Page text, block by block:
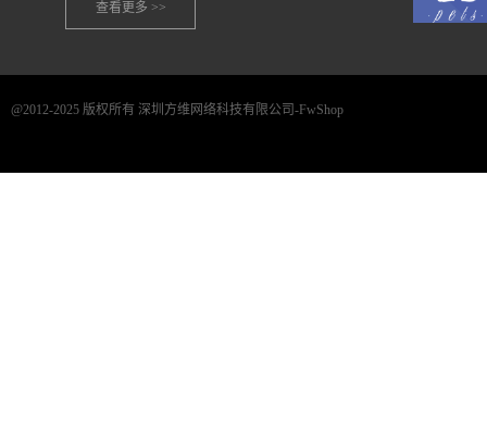
查看更多 >>
@2012-2025 版权所有 深圳方维网络科技有限公司-FwShop